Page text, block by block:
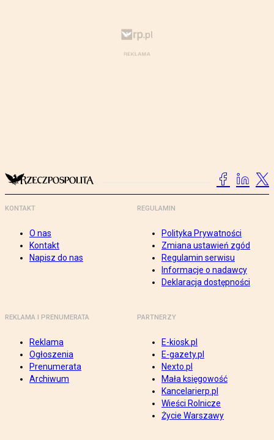
KONTAKT
O nas
Kontakt
Napisz do nas
REGULAMIN
Polityka Prywatności
Zmiana ustawień zgód
Regulamin serwisu
Informacje o nadawcy
Deklaracja dostępności
REKLAMA I PRENUMERATA
Reklama
Ogłoszenia
Prenumerata
Archiwum
PARTNERZY
E-kiosk.pl
E-gazety.pl
Nexto.pl
Mała księgowość
Kancelarierp.pl
Wieści Rolnicze
Życie Warszawy